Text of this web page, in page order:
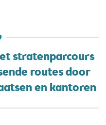
stratenparcours
routes door
en kantoren